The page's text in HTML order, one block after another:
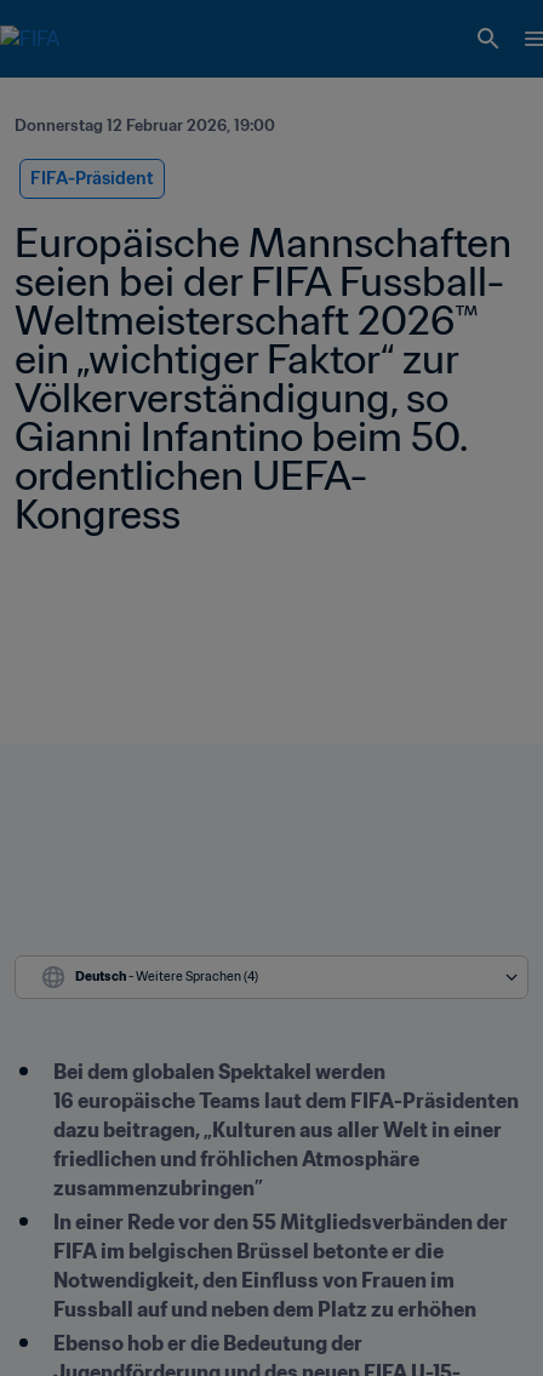
Donnerstag 12 Februar 2026, 19:00
FIFA-Präsident
Europäische Mannschaften
seien bei der FIFA Fussball-
Weltmeisterschaft 2026™
ein „wichtiger Faktor“ zur
Völkerverständigung, so
Gianni Infantino beim 50.
ordentlichen UEFA-
Kongress
Deutsch - Weitere Sprachen (4)
Bei dem globalen Spektakel werden
16 europäische Teams laut dem FIFA-Präsidenten
dazu beitragen, „Kulturen aus aller Welt in einer
friedlichen und fröhlichen Atmosphäre
zusammenzubringen”
In einer Rede vor den 55 Mitgliedsverbänden der
FIFA im belgischen Brüssel betonte er die
Notwendigkeit, den Einfluss von Frauen im
Fussball auf und neben dem Platz zu erhöhen
Ebenso hob er die Bedeutung der